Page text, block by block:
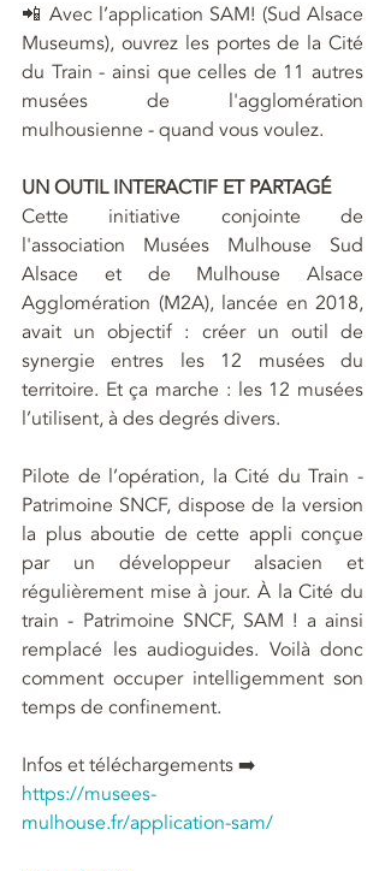
📲 Avec l’application SAM! (Sud Alsace
Museums), ouvrez les portes de la Cité
du Train - ainsi que celles de 11 autres
musées de l'agglomération
mulhousienne - quand vous voulez.
UN OUTIL INTERACTIF ET PARTAGÉ
Cette initiative conjointe de
l'association Musées Mulhouse Sud
Alsace et de Mulhouse Alsace
Agglomération (M2A), lancée en 2018,
avait un objectif : créer un outil de
synergie entres les 12 musées du
territoire. Et ça marche : les 12 musées
l’utilisent, à des degrés divers.
Pilote de l’opération, la Cité du Train -
Patrimoine SNCF, dispose de la version
la plus aboutie de cette appli conçue
par un développeur alsacien et
régulièrement mise à jour. À la Cité du
train - Patrimoine SNCF, SAM ! a ainsi
remplacé les audioguides. Voilà donc
comment occuper intelligemment son
temps de confinement.
Infos et téléchargements ➡️
https://musees-
mulhouse.fr/application-sam/